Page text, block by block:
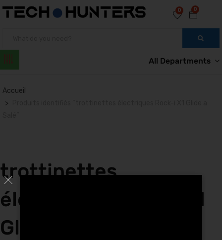
0
0
All Departments
Accueil
trottinettes
électriques Rock-i X1
Glide a Salé